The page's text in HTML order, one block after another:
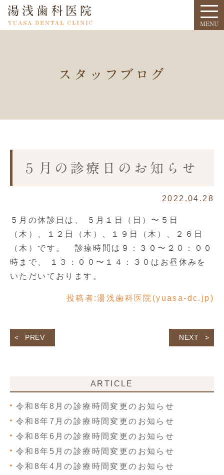
スタッフブログ
５月の診療日のお知らせ
2022.04.28
５月の休診日は、 ５月１日（日）〜５日
（木）、１２日（木）、１９日（木）、２６日
（木）です。 診療時間は９：３０〜２０：００
時まで、 １３：００〜１４：３０はお昼休みを
いただいております。
投稿者:湯浅歯科医院(yuasa-dc.jp)
PREV NEXT
ARTICLE
令和8年8月の診療時間変更のお知らせ
令和8年7月の診療時間変更のお知らせ
令和8年6月の診療時間変更のお知らせ
令和8年5月の診療時間変更のお知らせ
令和8年4月の診療時間変更のお知らせ